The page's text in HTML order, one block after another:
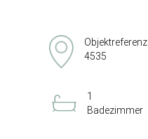
Objektreferenz
4535
1
Badezimmer